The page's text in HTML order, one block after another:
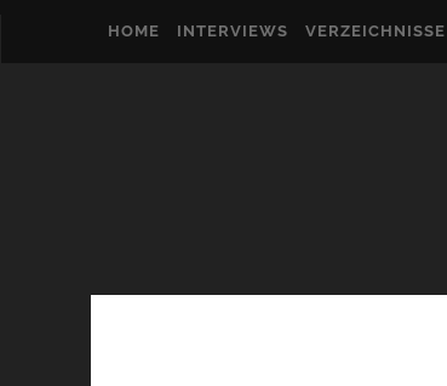
HOME INTERVIEWS VERZEICHNISSE